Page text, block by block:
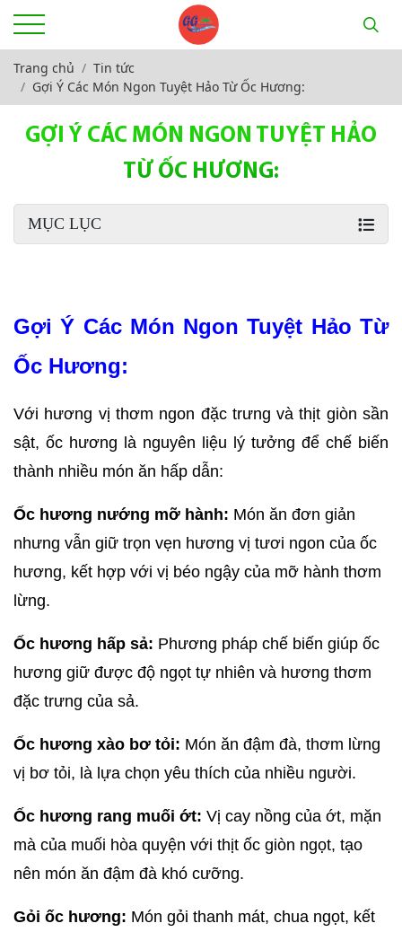
Trang chủ
Tin tức
Gợi Ý Các Món Ngon Tuyệt Hảo Từ Ốc Hương:
GỢI Ý CÁC MÓN NGON TUYỆT HẢO
TỪ ỐC HƯƠNG:
MỤC LỤC
Gợi Ý Các Món Ngon Tuyệt Hảo Từ
Ốc Hương:
Với hương vị thơm ngon đặc trưng và thịt giòn sần
sật, ốc hương là nguyên liệu lý tưởng để chế biến
thành nhiều món ăn hấp dẫn:
Ốc hương nướng mỡ hành: Món ăn đơn giản
nhưng vẫn giữ trọn vẹn hương vị tươi ngon của ốc
hương, kết hợp với vị béo ngậy của mỡ hành thơm
lừng.
Ốc hương hấp sả: Phương pháp chế biến giúp ốc
hương giữ được độ ngọt tự nhiên và hương thơm
đặc trưng của sả.
Ốc hương xào bơ tỏi: Món ăn đậm đà, thơm lừng
vị bơ tỏi, là lựa chọn yêu thích của nhiều người.
Ốc hương rang muối ớt: Vị cay nồng của ớt, mặn
mà của muối hòa quyện với thịt ốc giòn ngọt, tạo
nên món ăn đậm đà khó cưỡng.
Gỏi ốc hương: Món gỏi thanh mát, chua ngọt, kết